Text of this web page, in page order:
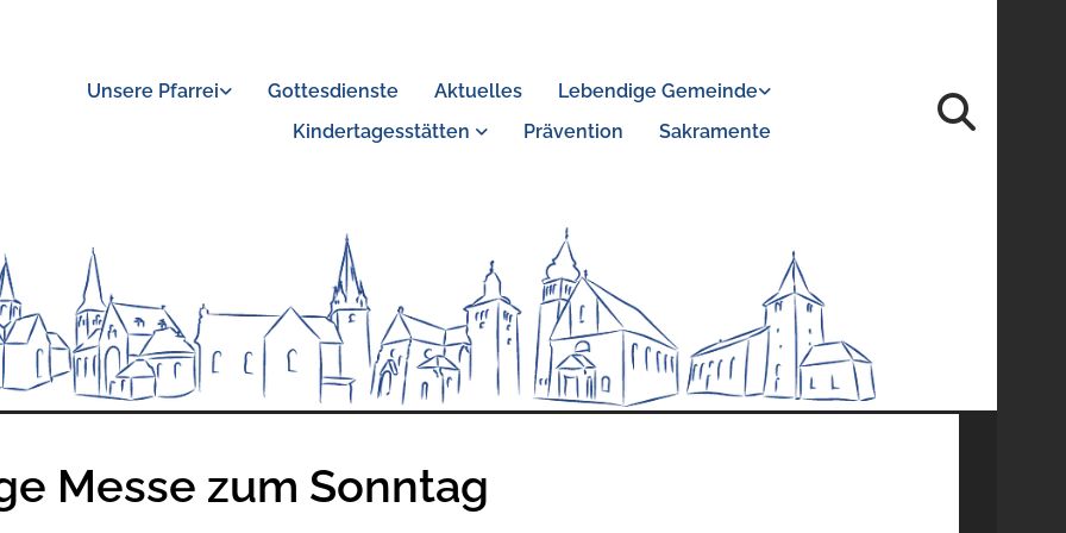
Unsere Pfarrei Gottesdienste Aktuelles
Lebendige Gemeinde
Kindertagesstätten
Prävention Sakramente
Messe zum Sonntag